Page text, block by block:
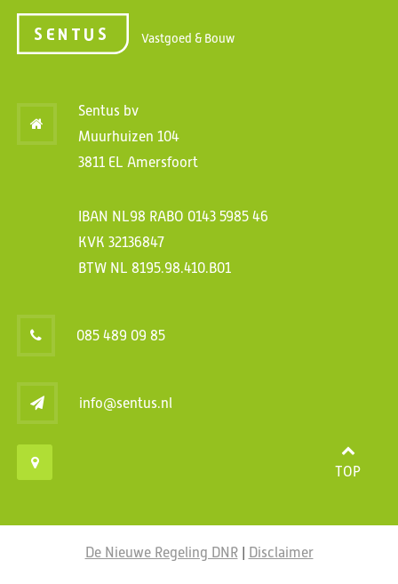
Vastgoed & Bouw
Sentus bv
Muurhuizen 104
3811 EL Amersfoort
IBAN NL98 RABO 0143 5985 46
KVK 32136847
BTW NL 8195.98.410.B01
085 489 09 85
info@sentus.nl
TOP
De Nieuwe Regeling DNR| Disclaimer